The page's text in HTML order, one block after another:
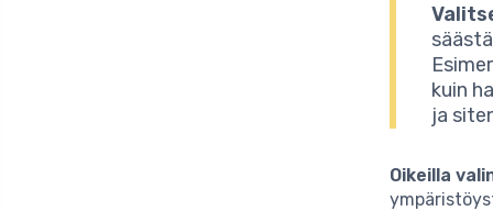
kuin
ja
Oikeilla